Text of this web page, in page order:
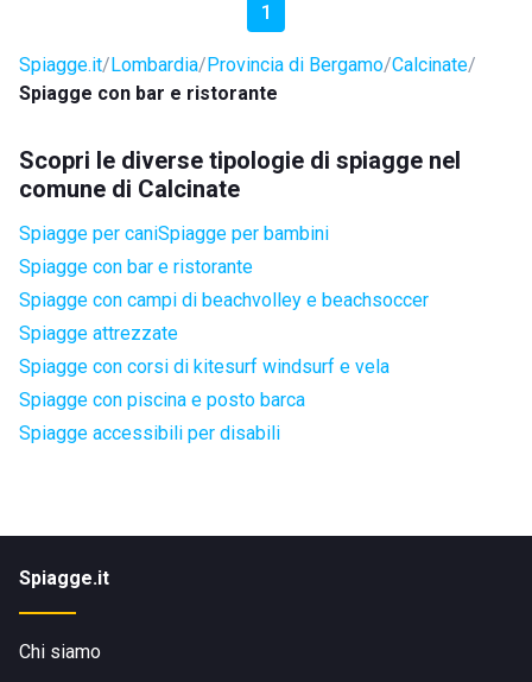
1
Spiagge.it Lombardia Provincia di Bergamo Calcinate
Spiagge con bar e ristorante
Scopri le diverse tipologie di spiagge nel
comune di Calcinate
Spiagge per caniSpiagge per bambini
Spiagge con bar e ristorante
Spiagge con campi di beachvolley e beachsoccer
Spiagge attrezzate
Spiagge con corsi di kitesurf windsurf e vela
Spiagge con piscina e posto barca
Spiagge accessibili per disabili
Spiagge.it
Chi siamo